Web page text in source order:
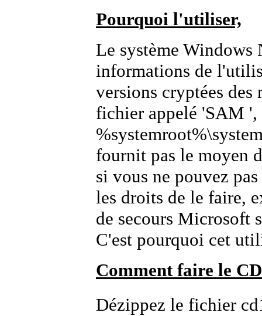
Pourquoi l'utiliser,
Le système Windows
informations de
versions cryptées des
fichier appelé 'SAM ',
fournit pas le moyen
si vous ne pouvez
les droits de le faire,
de secours Microsoft
C'est pourquoi cet
Comment faire le CD
Dézippez le fichier